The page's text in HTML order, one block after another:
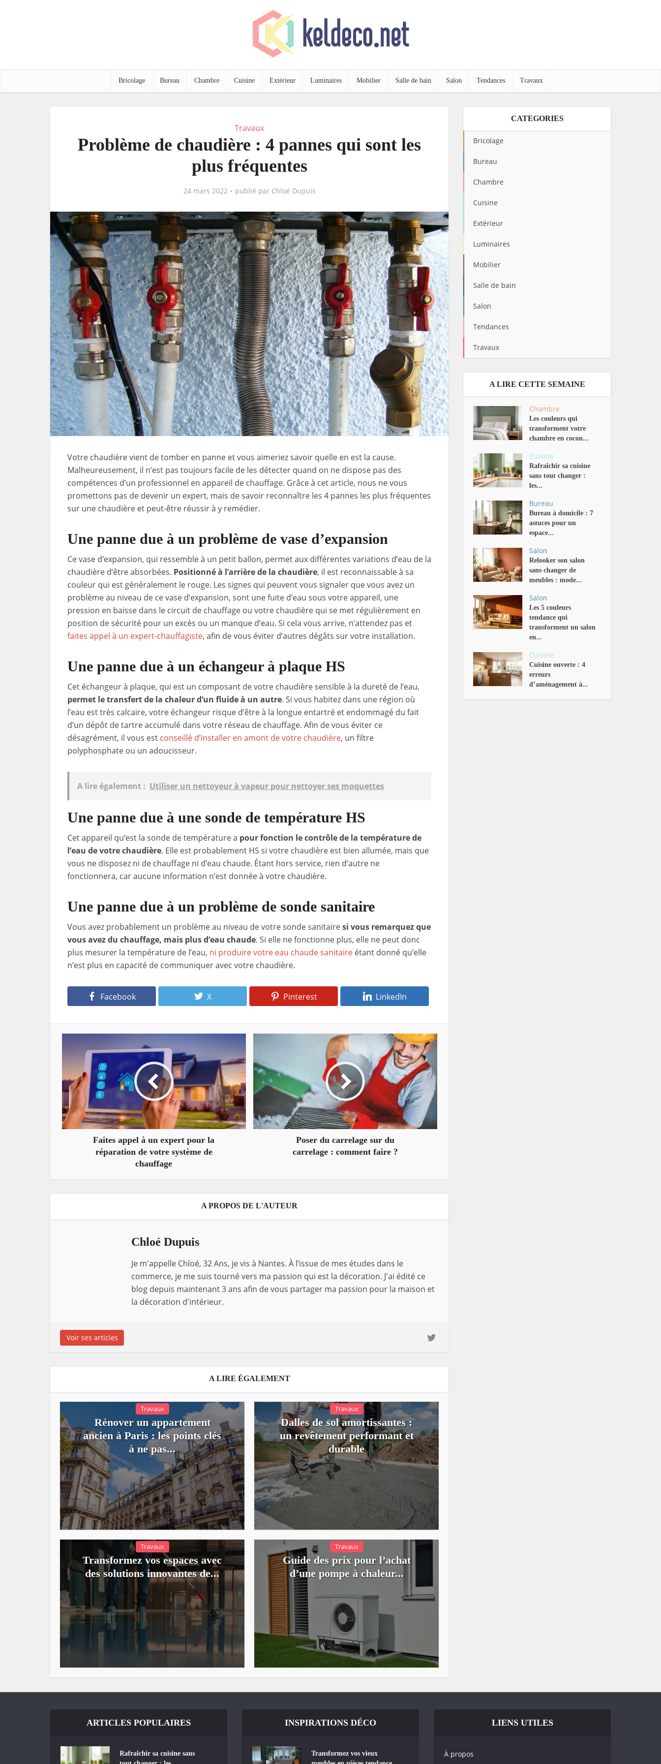
Bricolage Bureau Chambre Cuisine Extérieur Luminaires Mobilier Salle de bain Salon Tendances Travaux
Travaux
Problème de chaudière : 4 pannes qui sont les
plus fréquentes
24 mars 2022 publié par Chloé Dupuis
Votre chaudière vient de tomber en panne et vous aimeriez savoir quelle en est la cause.
Malheureusement, il n’est pas toujours facile de les détecter quand on ne dispose pas des
compétences d’un professionnel en appareil de chauffage. Grâce à cet article, nous ne vous
promettons pas de devenir un expert, mais de savoir reconnaître les 4 pannes les plus fréquentes
sur une chaudière et peut-être réussir à y remédier.
Une panne due à un problème de vase d’expansion
Ce vase d’expansion, qui ressemble à un petit ballon, permet aux différentes variations d’eau de la
chaudière d’être absorbées. Positionné à l’arrière de la chaudière, il est reconnaissable à sa
couleur qui est généralement le rouge. Les signes qui peuvent vous signaler que vous avez un
problème au niveau de ce vase d’expansion, sont une fuite d’eau sous votre appareil, une
pression en baisse dans le circuit de chauffage ou votre chaudière qui se met régulièrement en
position de sécurité pour un excès ou un manque d’eau. Si cela vous arrive, n’attendez pas et
faites appel à un expert-chauffagiste, afin de vous éviter d’autres dégâts sur votre installation.
Une panne due à un échangeur à plaque HS
Cet échangeur à plaque, qui est un composant de votre chaudière sensible à la dureté de l’eau,
permet le transfert de la chaleur d’un fluide à un autre. Si vous habitez dans une région où
l’eau est très calcaire, votre échangeur risque d’être à la longue entartré et endommagé du fait
d’un dépôt de tartre accumulé dans votre réseau de chauffage. Afin de vous éviter ce
désagrément, il vous est conseillé d’installer en amont de votre chaudière, un filtre
polyphosphate ou un adoucisseur.
A lire également : Utiliser un nettoyeur à vapeur pour nettoyer ses moquettes
Une panne due à une sonde de température HS
Cet appareil qu’est la sonde de température a pour fonction le contrôle de la température de
l’eau de votre chaudière. Elle est probablement HS si votre chaudière est bien allumée, mais que
vous ne disposez ni de chauffage ni d’eau chaude. Étant hors service, rien d’autre ne
fonctionnera, car aucune information n’est donnée à votre chaudière.
Une panne due à un problème de sonde sanitaire
Vous avez probablement un problème au niveau de votre sonde sanitairesi vous remarquez que
vous avez du chauffage, mais plus d’eau chaude. Si elle ne fonctionne plus, elle ne peut donc
plus mesurer la température de l’eau, ni produire votre eau chaude sanitaire étant donné qu’elle
n’est plus en capacité de communiquer avec votre chaudière.
Facebook X Pinterest LinkedIn
Faites appel à un expert pour la
réparation de votre système de
chauffage
Poser du carrelage sur du
carrelage : comment faire ?
A PROPOS DE L'AUTEUR
Chloé Dupuis
Je m'appelle Chloé, 32 Ans, je vis à Nantes. À l’issue de mes études dans le
commerce, je me suis tourné vers ma passion qui est la décoration. J'ai édité ce
blog depuis maintenant 3 ans afin de vous partager ma passion pour la maison et
la décoration d'intérieur.
Voir ses articles
A LIRE ÉGALEMENT
Travaux
Rénover un appartement
ancien à Paris : les points clés
à ne pas...
Travaux
Dalles de sol amortissantes :
un revêtement performant et
durable
Travaux
Transformez vos espaces avec
des solutions innovantes de...
Travaux
Guide des prix pour l’achat
d’une pompe à chaleur...
CATEGORIES
Bricolage
Bureau
Chambre
Cuisine
Extérieur
Luminaires
Mobilier
Salle de bain
Salon
Tendances
Travaux
A LIRE CETTE SEMAINE
Chambre
Les couleurs qui
transforment votre
chambre en cocon...
Cuisine
Rafraîchir sa cuisine
sans tout changer :
les...
Bureau
Bureau à domicile : 7
astuces pour un
espace...
Salon
Relooker son salon
sans changer de
meubles : mode...
Salon
Les 5 couleurs
tendance qui
transforment un salon
en...
Cuisine
Cuisine ouverte : 4
erreurs
d’aménagement à...
ARTICLES POPULAIRES
Rafraîchir sa cuisine sans
INSPIRATIONS DÉCO
Transformez vos vieux
LIENS UTILES
À propos